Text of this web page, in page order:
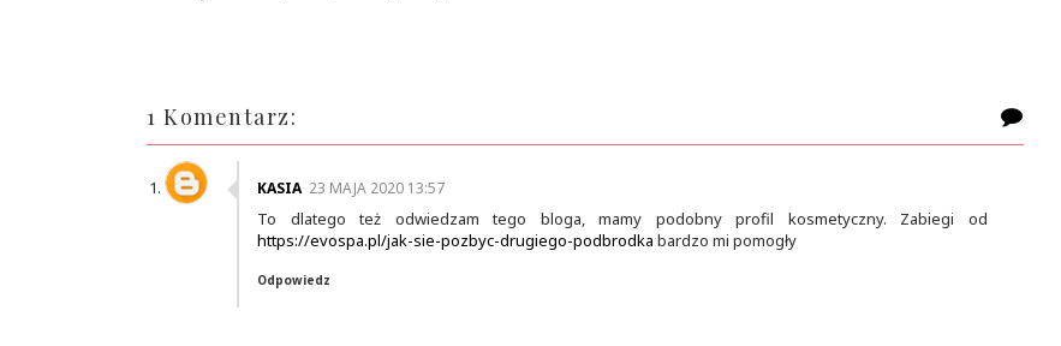
1 Komentarz:
KASIA 23 MAJA 2020 13:57
To dlatego też odwiedzam tego bloga, mamy podobny profil kosmetyczny. Zabiegi od
https://evospa.pl/jak-sie-pozbyc-drugiego-podbrodka bardzo mi pomogły
Odpowiedz